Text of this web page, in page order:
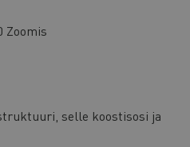
Zoomis
selle koostisosi ja